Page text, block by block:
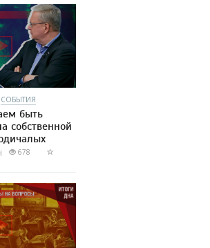
СОБЫТИЯ
быть
собственной
678